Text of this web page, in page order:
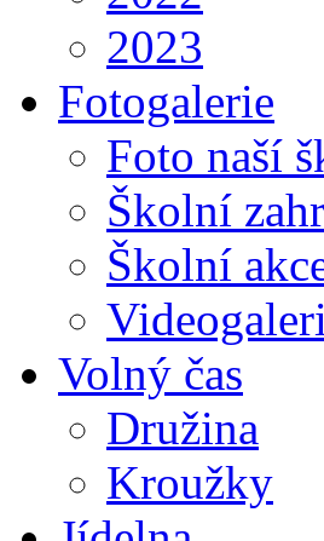
2023
Fotogalerie
Foto naší
Školní
Školní
Volný čas
Družina
Kroužky